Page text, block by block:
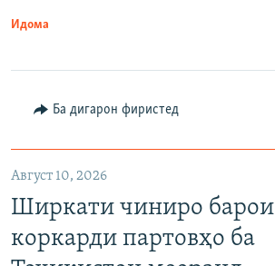
Идома
Ба дигарон фиристед
Август 10, 2026
Ширкати чиниро барои
коркарди партовҳо ба